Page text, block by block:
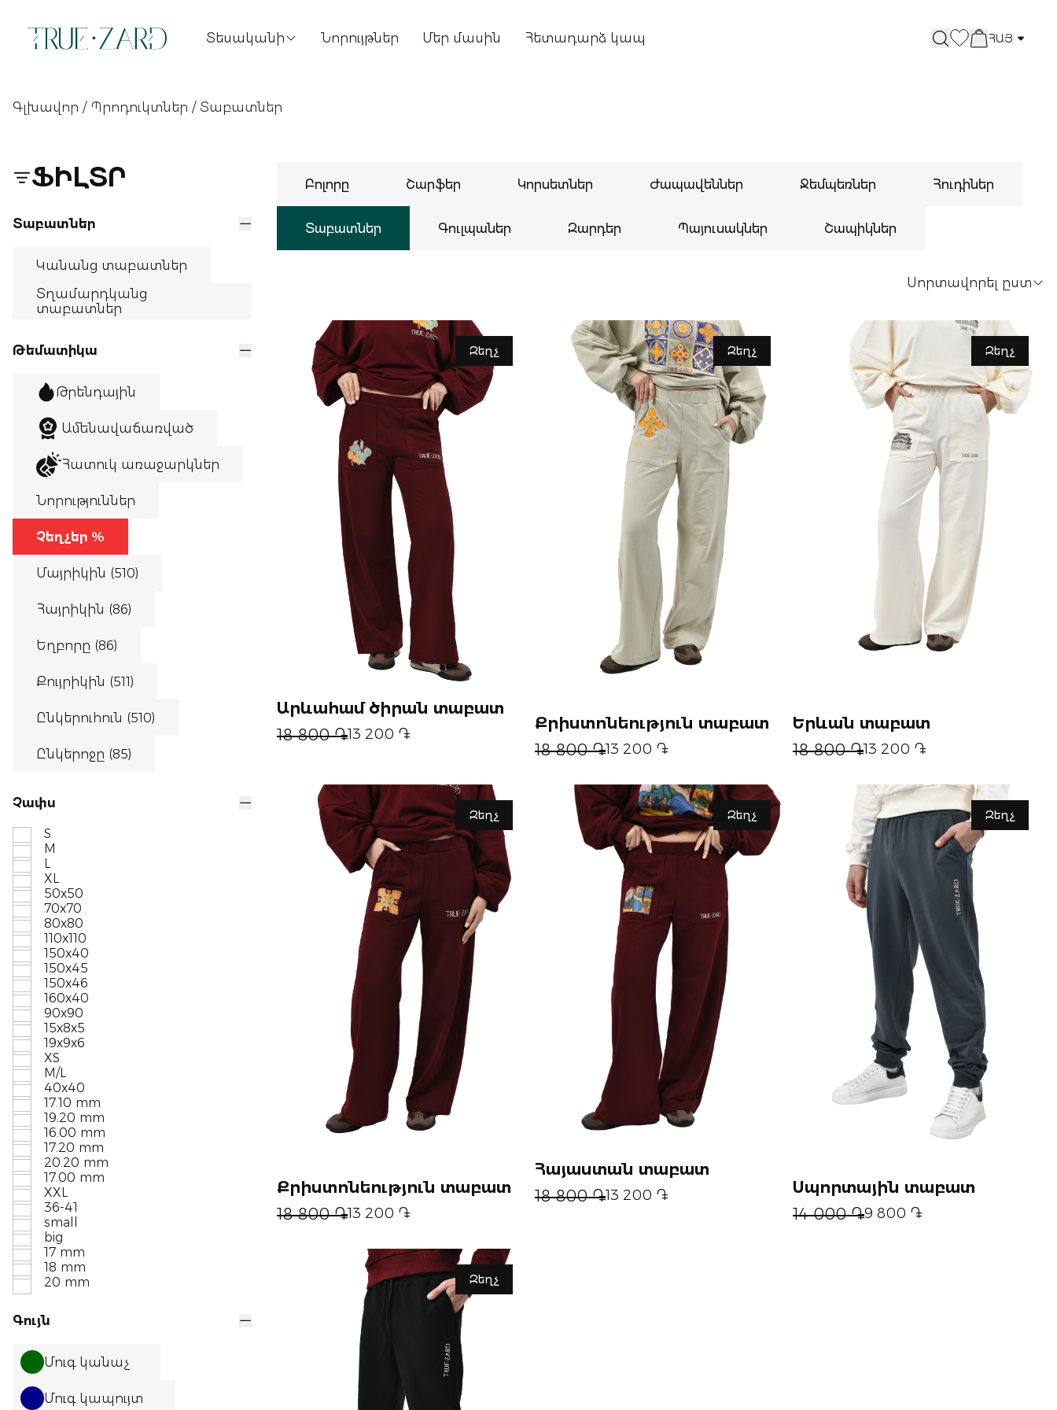
Տեսականի Նորույթներ Մեր մասին Հետադարձ կապ ՀԱՅ
Գլխավոր / Պրոդուկտներ / Տաբատներ
ՖԻԼՏՐ
Տաբատներ
Կանանց տաբատներ
Տղամարդկանց
տաբատներ
Թեմատիկա
Թրենդային
Ամենավաճառված
Հատուկ առաջարկներ
Նորություններ
Չեղչեր %
Մայրիկին (510)
Հայրիկին (86)
Եղբորը (86)
Քույրիկին (511)
Ընկերուհուն (510)
Ընկերոջը (85)
Չափս
S
M
L
XL
50x50
70x70
80x80
110x110
150x40
150x45
150x46
160x40
90x90
15x8x5
19x9x6
XS
M/L
40x40
17.10 mm
19.20 mm
16.00 mm
17.20 mm
20.20 mm
17.00 mm
XXL
36-41
small
big
17 mm
18 mm
20 mm
Գույն
Մուգ կանաչ
Մուգ կապույտ
Բոլորը Շարֆեր Կորսետներ Ժապավեններ Ջեմպեռներ Հուդիներ
Տաբատներ Գուլպաներ Զարդեր Պայուսակներ Շապիկներ
Սորտավորել ըստ
Զեղչ
Արևահամ ծիրան տաբատ
18 800 ֏13 200 ֏
Զեղչ
Քրիստոնեություն տաբատ
18 800 ֏13 200 ֏
Զեղչ
Երևան տաբատ
18 800 ֏13 200 ֏
Զեղչ
Քրիստոնեություն տաբատ
18 800 ֏13 200 ֏
Զեղչ
Հայաստան տաբատ
18 800 ֏13 200 ֏
Զեղչ
Սպորտային տաբատ
14 000 ֏9 800 ֏
Զեղչ